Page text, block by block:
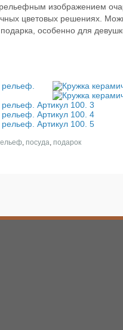
изображением
цветовых решениях.
особенно для
, посуда, подарок